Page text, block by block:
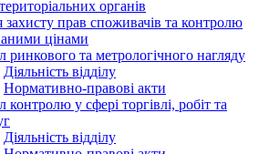
органів
захисту прав споживачів та контролю
цінами
ринкового та метрологічного нагляду
Діяльність відділу
Нормативно-правові акти
контролю у сфері торгівлі, робіт та
Діяльність відділу